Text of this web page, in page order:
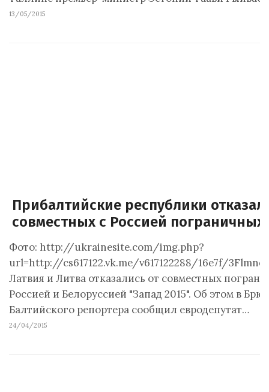
13/05/2015
Прибалтийские республики
совместных с Россией пограничных
Фото: http://ukrainesite.com/img.php?
url=http://cs617122.vk.me/v617122288/16e7f/
Латвия и Литва отказались от совместных
Россией и Белоруссией "Запад 2015". Об этом в
Балтийского репортера сообщил евродепутат…
24/04/2015